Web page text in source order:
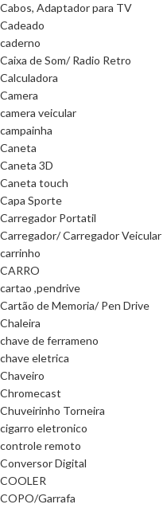
Cabos, Adaptador para TV
Cadeado
caderno
Caixa de Som/ Radio Retro
Calculadora
Camera
camera veicular
campainha
Caneta
Caneta 3D
Caneta touch
Capa Sporte
Carregador Portatil
Carregador/ Carregador Veicular
carrinho
CARRO
cartao ,pendrive
Cartão de Memoria/ Pen Drive
Chaleira
chave de ferrameno
chave eletrica
Chaveiro
Chromecast
Chuveirinho Torneira
cigarro eletronico
controle remoto
Conversor Digital
COOLER
COPO/Garrafa